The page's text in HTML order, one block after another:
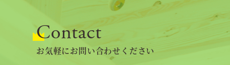
Contact
お気軽にお問い合わせください